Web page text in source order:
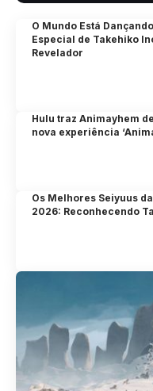
O Mundo Está
Especial de Takehiko
Revelador
Hulu traz Animayhem
nova experiência
Os Melhores Seiyuus
2026: Reconhecendo